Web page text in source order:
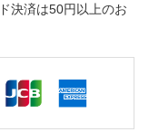
決済は50円以上のお